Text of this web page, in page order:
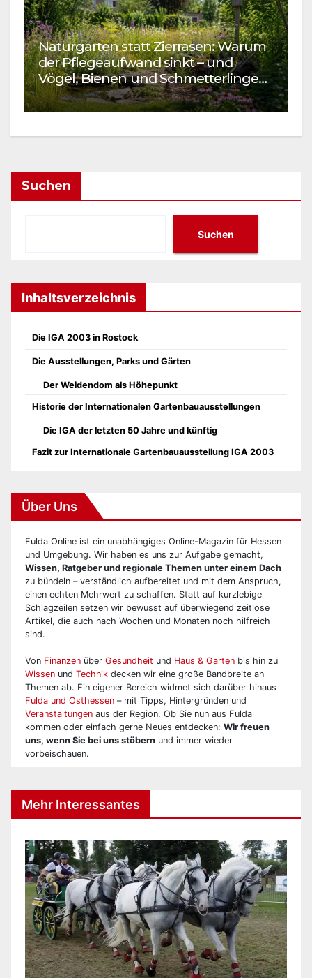
Naturgarten statt Zierrasen: Warum
der Pflegeaufwand sinkt – und
Vögel, Bienen und Schmetterlinge
kommen
Suchen
Suchen
Inhaltsverzeichnis
Die IGA 2003 in Rostock
Die Ausstellungen, Parks und Gärten
Der Weidendom als Höhepunkt
Historie der Internationalen Gartenbauausstellungen
Die IGA der letzten 50 Jahre und künftig
Fazit zur Internationale Gartenbauausstellung IGA 2003
Über Uns
Fulda Online ist ein unabhängiges Online-Magazin für Hessen
und Umgebung. Wir haben es uns zur Aufgabe gemacht,
Wissen, Ratgeber und regionale Themen unter einem Dach
zu bündeln – verständlich aufbereitet und mit dem Anspruch,
einen echten Mehrwert zu schaffen. Statt auf kurzlebige
Schlagzeilen setzen wir bewusst auf überwiegend zeitlose
Artikel, die auch nach Wochen und Monaten noch hilfreich
sind.
Von Finanzen über Gesundheit und Haus & Garten bis hin zu
Wissen und Technik decken wir eine große Bandbreite an
Themen ab. Ein eigener Bereich widmet sich darüber hinaus
Fulda und Osthessen – mit Tipps, Hintergründen und
Veranstaltungen aus der Region. Ob Sie nun aus Fulda
kommen oder einfach gerne Neues entdecken: Wir freuen
uns, wenn Sie bei uns stöbern und immer wieder
vorbeischauen.
Mehr Interessantes